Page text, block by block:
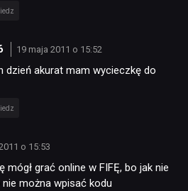
19 maja 2011 o 15:52
dzień akurat mam wycieczkę do
o 15:53
mógł grać online w FIFĘ, bo jak nie
można wpisać kodu